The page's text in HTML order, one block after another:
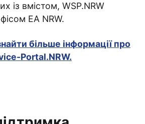
із вмістом, WSP.NRW
EA NRW.
більше інформації про
Portal.NRW.